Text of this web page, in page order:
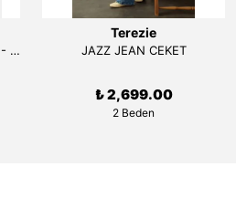
Grace Knit Collar Short Coat - Beige
Terezie
JAZZ JEAN CEKET
₺ 2,699.00
2 Beden